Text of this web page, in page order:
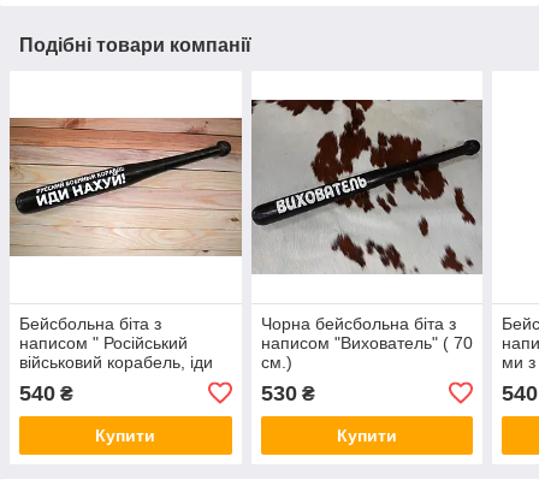
Подібні товари компанії
Бейсбольна біта з
написом " Російський
військовий корабель, іди
540 ₴
Купити
Чорна бейсбольна біта з
написом "Вихователь" ( 70
см.)
530₴
Купити
ми з
540